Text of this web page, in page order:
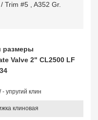
Trim #5
A352 Gr.
размеры
Valve 2" CL2500 LF
- упругий клин
клиновая